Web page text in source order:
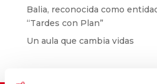
Balia, reconocida como
“Tardes con Plan”
Un aula que cambia vidas